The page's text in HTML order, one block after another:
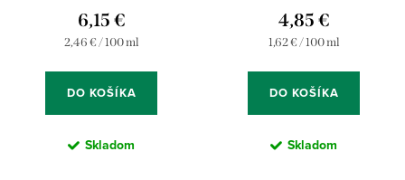
6,15 €
Jednotková
2,46 € / 100 ml
DO KOŠÍKA
Skladom
4,85 €
Jednotková
1,62 € / 100 ml
DO KOŠÍKA
Skladom